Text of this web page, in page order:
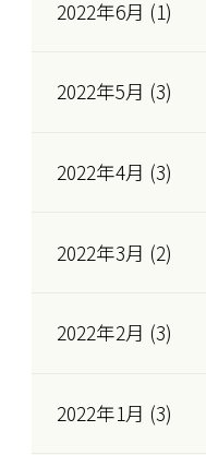
2022年6月 (1)
2022年5月 (3)
2022年4月 (3)
2022年3月 (2)
2022年2月 (3)
2022年1月 (3)